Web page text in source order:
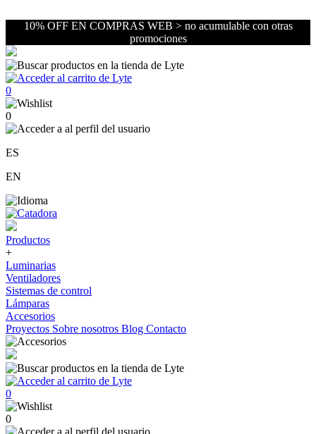
10% OFF EN COMPRAS WEB > no acumulable con otras
promociones
0
0
ES
EN
Productos
+
Luminarias
Ventiladores
Sistemas de control
Lámparas
Accesorios
Proyectos Sobre nosotros Blog Contacto
0
0